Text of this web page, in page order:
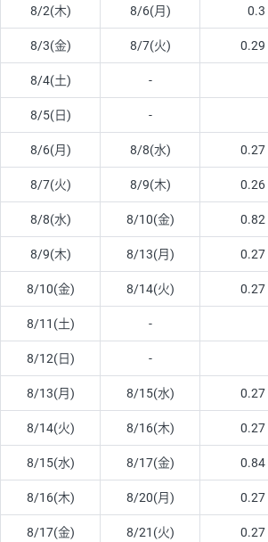
8/2(木) 8/6(月) 0.3
8/3(金) 8/7(火) 0.29
8/4(土) -
8/5(日) -
8/6(月) 8/8(水) 0.27
8/7(火) 8/9(木) 0.26
8/8(水) 8/10(金) 0.82
8/9(木) 8/13(月) 0.27
8/10(金) 8/14(火) 0.27
8/11(土) -
8/12(日) -
8/13(月) 8/15(水) 0.27
8/14(火) 8/16(木) 0.27
8/15(水) 8/17(金) 0.84
8/16(木) 8/20(月) 0.27
8/17(金) 8/21(火) 0.27